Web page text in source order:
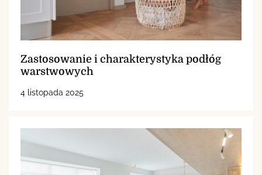
Zastosowanie i charakterystyka podłóg
warstwowych
4 listopada 2025